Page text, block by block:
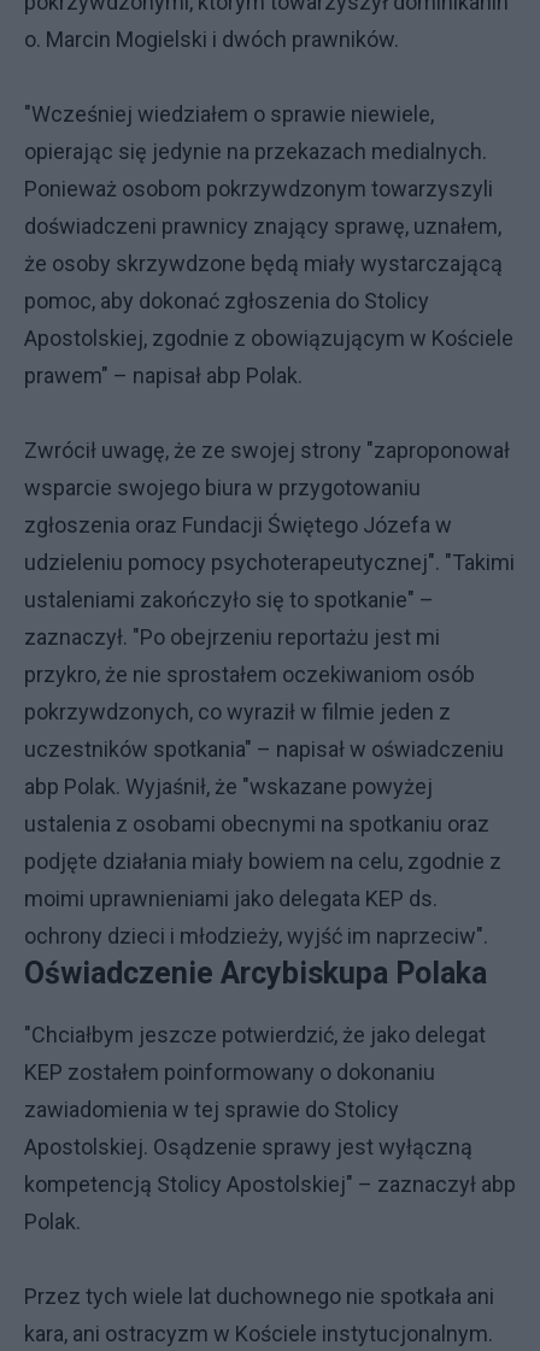
o. Marcin Mogielski i dwóch prawników.
"Wcześniej wiedziałem o sprawie niewiele,
opierając się jedynie na przekazach medialnych.
Ponieważ osobom pokrzywdzonym towarzyszyli
doświadczeni prawnicy znający sprawę, uznałem,
że osoby skrzywdzone będą miały wystarczającą
pomoc, aby dokonać zgłoszenia do Stolicy
Apostolskiej, zgodnie z obowiązującym w Kościele
prawem" – napisał abp Polak.
Zwrócił uwagę, że ze swojej strony "zaproponował
wsparcie swojego biura w przygotowaniu
zgłoszenia oraz Fundacji Świętego Józefa w
udzieleniu pomocy psychoterapeutycznej". "Takimi
ustaleniami zakończyło się to spotkanie" –
zaznaczył. "Po obejrzeniu reportażu jest mi
przykro, że nie sprostałem oczekiwaniom osób
pokrzywdzonych, co wyraził w filmie jeden z
uczestników spotkania" – napisał w oświadczeniu
abp Polak. Wyjaśnił, że "wskazane powyżej
ustalenia z osobami obecnymi na spotkaniu oraz
podjęte działania miały bowiem na celu, zgodnie z
moimi uprawnieniami jako delegata KEP ds.
ochrony dzieci i młodzieży, wyjść im naprzeciw".
Oświadczenie Arcybiskupa Polaka
"Chciałbym jeszcze potwierdzić, że jako delegat
KEP zostałem poinformowany o dokonaniu
zawiadomienia w tej sprawie do Stolicy
Apostolskiej. Osądzenie sprawy jest wyłączną
kompetencją Stolicy Apostolskiej" – zaznaczył abp
Polak.
Przez tych wiele lat duchownego nie spotkała ani
kara, ani ostracyzm w Kościele instytucjonalnym.